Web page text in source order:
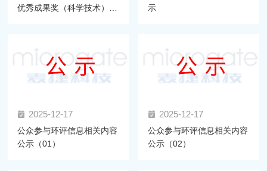
优秀成果奖（科学技术）推
示
2025-12-17
公众参与环评信息相关内容
公示（01）
2025-12-17
公众参与环评信息相关内容
公示（02）